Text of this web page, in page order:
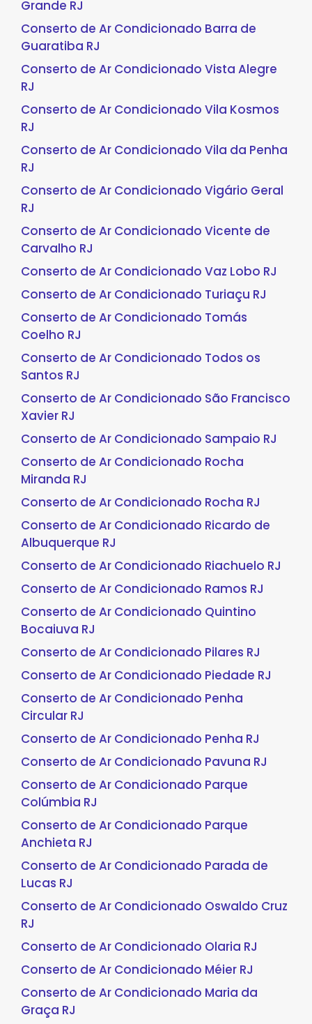
Grande RJ
Conserto de Ar Condicionado Barra de
Guaratiba RJ
Conserto de Ar Condicionado Vista Alegre
RJ
Conserto de Ar Condicionado Vila Kosmos
RJ
Conserto de Ar Condicionado Vila da Penha
RJ
Conserto de Ar Condicionado Vigário Geral
RJ
Conserto de Ar Condicionado Vicente de
Carvalho RJ
Conserto de Ar Condicionado Vaz Lobo RJ
Conserto de Ar Condicionado Turiaçu RJ
Conserto de Ar Condicionado Tomás
Coelho RJ
Conserto de Ar Condicionado Todos os
Santos RJ
Conserto de Ar Condicionado São Francisco
Xavier RJ
Conserto de Ar Condicionado Sampaio RJ
Conserto de Ar Condicionado Rocha
Miranda RJ
Conserto de Ar Condicionado Rocha RJ
Conserto de Ar Condicionado Ricardo de
Albuquerque RJ
Conserto de Ar Condicionado Riachuelo RJ
Conserto de Ar Condicionado Ramos RJ
Conserto de Ar Condicionado Quintino
Bocaiuva RJ
Conserto de Ar Condicionado Pilares RJ
Conserto de Ar Condicionado Piedade RJ
Conserto de Ar Condicionado Penha
Circular RJ
Conserto de Ar Condicionado Penha RJ
Conserto de Ar Condicionado Pavuna RJ
Conserto de Ar Condicionado Parque
Colúmbia RJ
Conserto de Ar Condicionado Parque
Anchieta RJ
Conserto de Ar Condicionado Parada de
Lucas RJ
Conserto de Ar Condicionado Oswaldo Cruz
RJ
Conserto de Ar Condicionado Olaria RJ
Conserto de Ar Condicionado Méier RJ
Conserto de Ar Condicionado Maria da
Graça RJ